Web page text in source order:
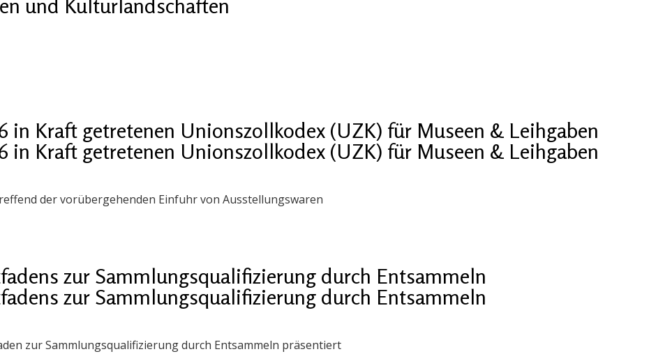
und Kulturlandschaften
in Kraft getretenen Unionszollkodex (UZK) für Museen & Leihgaben
in Kraft getretenen Unionszollkodex (UZK) für Museen & Leihgaben
der vorübergehenden Einfuhr von Ausstellungswaren
zur Sammlungsqualifizierung durch Entsammeln
zur Sammlungsqualifizierung durch Entsammeln
zur Sammlungsqualifizierung durch Entsammeln präsentiert